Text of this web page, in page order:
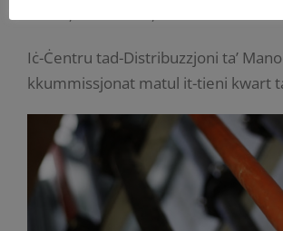
Iċ-Ċentru tad-Distribuzzjoni ta’
kkummissjonat matul it-tieni kwart